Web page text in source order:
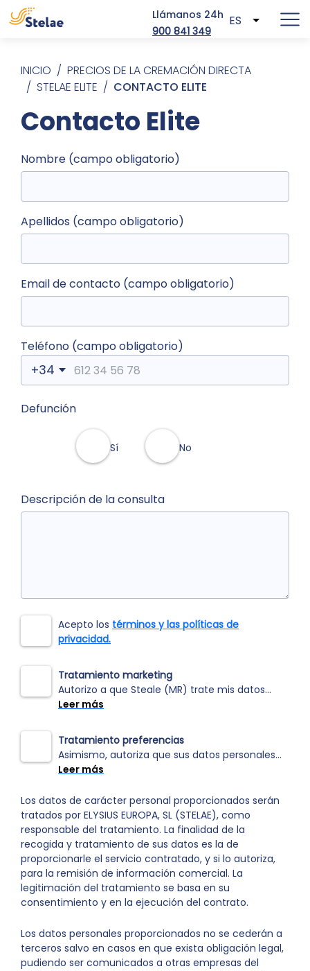
Llámanos 24h
900 841 349
ES Lista
Sobrescribir enlaces de ayuda a la
INICIO
PRECIOS DE LA CREMACIÓN DIRECTA
STELAE ELITE
CONTACTO ELITE
Contacto Elite
Nombre (campo obligatorio)
Apellidos (campo obligatorio)
Email de contacto (campo obligatorio)
Teléfono (campo obligatorio)
+34
Defunción
Sí No
Descripción de la consulta
Acepto los términos y las políticas de
privacidad.
Tratamiento marketing
Autorizo a que Steale (MR) trate mis datos...
Leer más
Tratamiento preferencias
Asimismo, autoriza que sus datos personales...
Leer más
Los datos de carácter personal proporcionados serán
tratados por ELYSIUS EUROPA, SL (STELAE), como
responsable del tratamiento. La finalidad de la
recogida y tratamiento de sus datos es la de
proporcionarle el servicio contratado, y si lo autoriza,
para la remisión de información comercial. La
legitimación del tratamiento se basa en su
consentimiento y en la ejecución del contrato.
Los datos personales proporcionados no se cederán a
terceros salvo en casos en que exista obligación legal,
pudiendo ser comunicados a otras empresas del